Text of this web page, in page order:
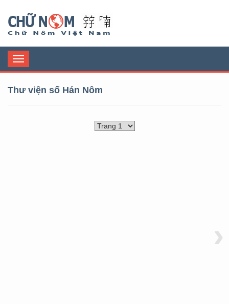
Toggle
navigation
Thư viện số Hán Nôm
›